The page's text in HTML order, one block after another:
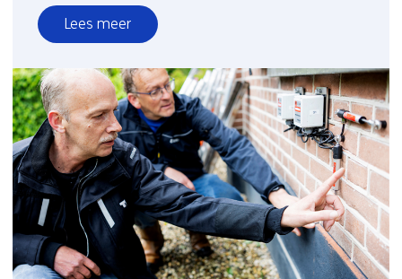
Lees meer
over
Meer
zien
zonder
meer
te
delen